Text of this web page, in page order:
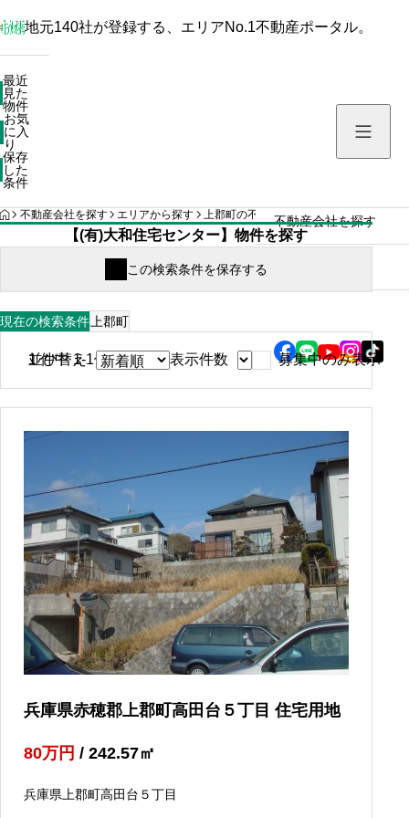
保存した条件
不動産会社を探す
地元140社が登録する、エリアNo.1不動産ポータル。
最近
見た
物件
お気
に入
り
保存
した
条件
HOME
不動産会社を探す エリアから探す 上郡町の不動産会社の検索結果 (有)大
【(有)大和住宅センター】物件を探す
現在の検索条件 上郡町
1件中 1-1件表示
並び替え 表示件数 募集中のみ表示
兵庫県赤穂郡上郡町高田台５丁目 住宅用地
80万円 / 242.57㎡
兵庫県上郡町高田台５丁目